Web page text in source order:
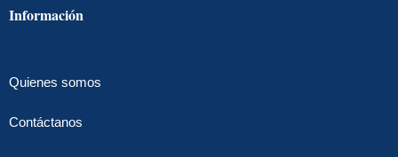
Información
Quienes somos
Contáctanos